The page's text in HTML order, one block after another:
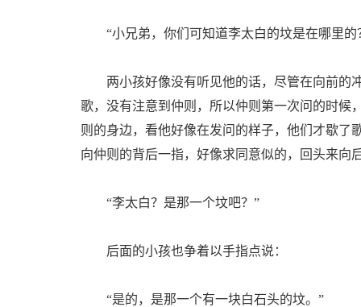
“小兄弟，你们可知道李太白的坟是在哪里的
两小孩好像没有听见他的话，尽管在向前的
歌，没有注意到仲则，所以仲则第一次问的时候
则的身边，看他好像在发问的样子，他们才歇了
向仲则的背后一指，好像求同意似的，回头来向
“李太白？是那一个坟吧？”
后面的小孩也争着以手指点说：
“是的，是那一个有一块白石头的坟。”